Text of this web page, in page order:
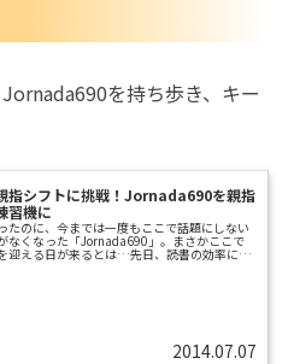
を持ち歩き、キー
指シフトに挑戦！Jornada690を親指
習機に
たのに、今までは一度もここで話題にしない
なくなった「Jornada690」。まさかここで
迎える日が来るとは…先日、読書の効率につ
き「スピ... 2014.07.07